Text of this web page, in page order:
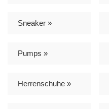
Sneaker »
Pumps »
Herrenschuhe »